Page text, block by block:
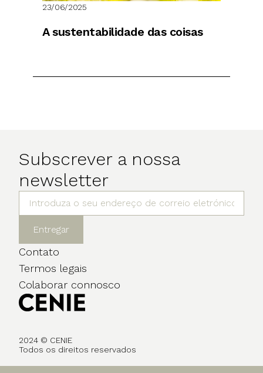
23/06/2025
A sustentabilidade das coisas
Subscrever a nossa
newsletter
Entregar
Contato
Termos legais
Colaborar connosco
2024 © CENIE
Todos os direitos reservados